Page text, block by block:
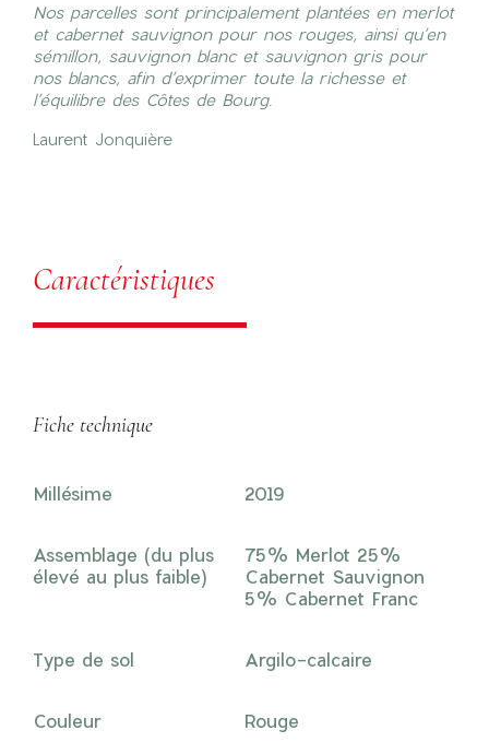
Nos parcelles sont principalement plantées en merlot
et cabernet sauvignon pour nos rouges, ainsi qu’en
sémillon, sauvignon blanc et sauvignon gris pour
nos blancs, afin d’exprimer toute la richesse et
l’équilibre des Côtes de Bourg.
Laurent Jonquière
Caractéristiques
Fiche technique
Millésime 2019
Assemblage (du plus
élevé au plus faible)
75% Merlot 25%
Cabernet Sauvignon
5% Cabernet Franc
Type de sol Argilo-calcaire
Couleur Rouge